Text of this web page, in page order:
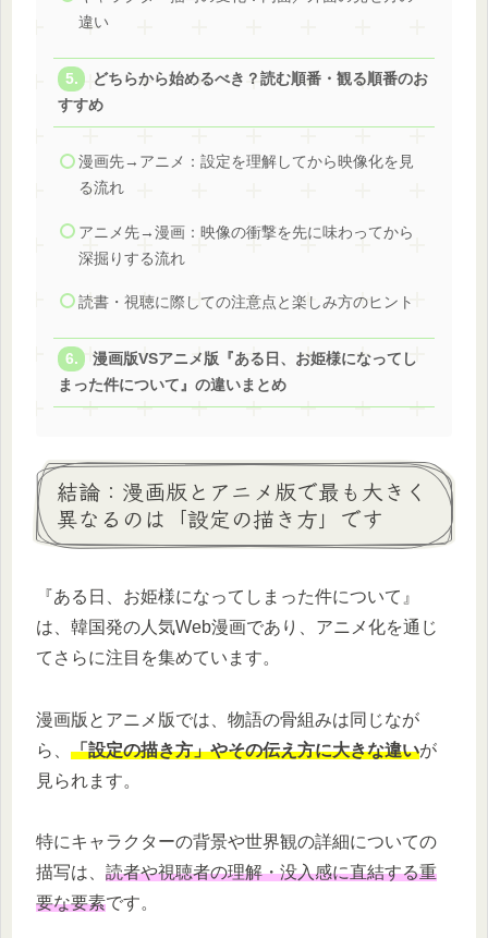
違い
どちらから始めるべき？読む順番・観る順番のお
すすめ
漫画先→アニメ：設定を理解してから映像化を見
る流れ
アニメ先→漫画：映像の衝撃を先に味わってから
深掘りする流れ
読書・視聴に際しての注意点と楽しみ方のヒント
漫画版VSアニメ版『ある日、お姫様になってし
まった件について』の違いまとめ
結論：漫画版とアニメ版で最も大きく
異なるのは「設定の描き方」です
『ある日、お姫様になってしまった件について』
は、韓国発の人気Web漫画であり、アニメ化を通じ
てさらに注目を集めています。
漫画版とアニメ版では、物語の骨組みは同じなが
ら、 「設定の描き方」やその伝え方に大きな違いが
見られます。
特にキャラクターの背景や世界観の詳細についての
描写は、 読者や視聴者の理解・没入感に直結する重
要な要素です。